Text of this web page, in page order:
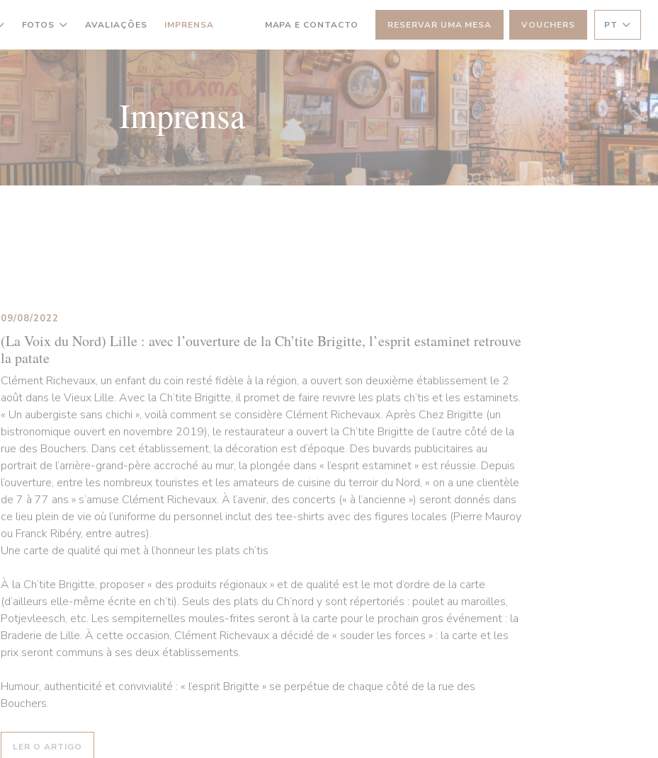
FOTOS AVALIAÇÕES IMPRENSA MAPA E CONTACTO RESERVAR UMA MESA VOUCHERS PT
Imprensa
(La Voix du Nord) Lille : avec l’ouverture de la Ch’tite Brigitte, l’esprit estaminet retrouve
la patate
09/08/2022
Clément Richevaux, un enfant du coin resté fidèle à la région, a ouvert son deuxième établissement le 2
août dans le Vieux Lille. Avec la Ch’tite Brigitte, il promet de faire revivre les plats ch’tis et les estaminets.
« Un aubergiste sans chichi », voilà comment se considère Clément Richevaux. Après Chez Brigitte (un
bistronomique ouvert en novembre 2019), le restaurateur a ouvert la Ch’tite Brigitte de l’autre côté de la
rue des Bouchers. Dans cet établissement, la décoration est d’époque. Des buvards publicitaires au
portrait de l’arrière-grand-père accroché au mur, la plongée dans « l’esprit estaminet » est réussie. Depuis
l’ouverture, entre les nombreux touristes et les amateurs de cuisine du terroir du Nord, « on a une clientèle
de 7 à 77 ans » s’amuse Clément Richevaux. À l’avenir, des concerts (« à l’ancienne ») seront donnés dans
ce lieu plein de vie où l’uniforme du personnel inclut des tee-shirts avec des figures locales (Pierre Mauroy
ou Franck Ribéry, entre autres).
Une carte de qualité qui met à l’honneur les plats ch’tis
À la Ch’tite Brigitte, proposer « des produits régionaux » et de qualité est le mot d’ordre de la carte
(d’ailleurs elle-même écrite en ch’ti). Seuls des plats du Ch’nord y sont répertoriés : poulet au maroilles,
Potjevleesch, etc. Les sempiternelles moules-frites seront à la carte pour le prochain gros événement : la
Braderie de Lille. À cette occasion, Clément Richevaux a décidé de « souder les forces » : la carte et les
prix seront communs à ses deux établissements.
Humour, authenticité et convivialité : « l’esprit Brigitte » se perpétue de chaque côté de la rue des
Bouchers.
LER O ARTIGO